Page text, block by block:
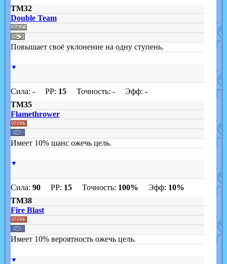
TM32
Double Team
Повышает своё уклонение на одну ступень.
▼
Сила: -PP: 15Точность: -Эфф: -
TM35
Flamethrower
Имеет 10% шанс ожечь цель.
▼
Сила: 90PP: 15Точность: 100% Эфф: 10%
TM38
Fire Blast
Имеет 10% вероятность ожечь цель.
▼